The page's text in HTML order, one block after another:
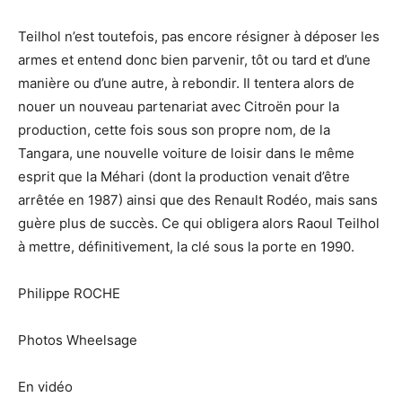
Teilhol n’est toutefois, pas encore résigner à déposer les
armes et entend donc bien parvenir, tôt ou tard et d’une
manière ou d’une autre, à rebondir. Il tentera alors de
nouer un nouveau partenariat avec Citroën pour la
production, cette fois sous son propre nom, de la
Tangara, une nouvelle voiture de loisir dans le même
esprit que la Méhari (dont la production venait d’être
arrêtée en 1987) ainsi que des Renault Rodéo, mais sans
guère plus de succès. Ce qui obligera alors Raoul Teilhol
à mettre, définitivement, la clé sous la porte en 1990.
Philippe ROCHE
Photos Wheelsage
En vidéo